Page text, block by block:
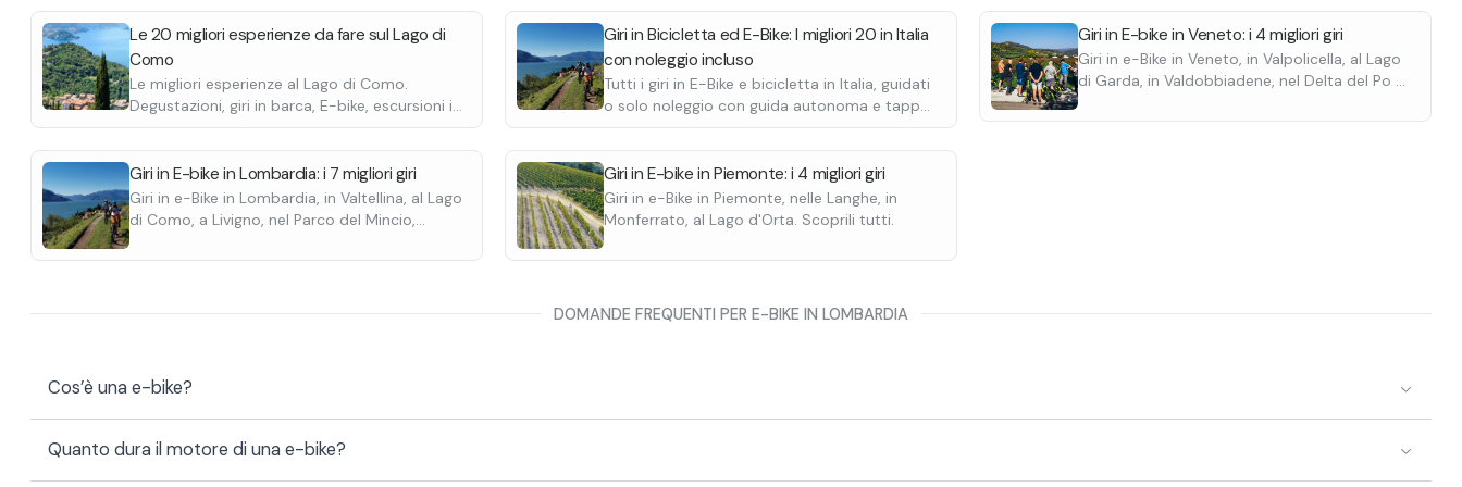
In fase di prenotazione potete scegliere tra
diverse e-bike, adatte ad ogni esigenza:
•city bike (perfette per l’uso urbano
quotidiano: salite e discese leggere, asfalto,
piste ciclabili)
•mountain bike (specifiche per percorsi
fuoristrada: terreni sconnessi, sentieri, sterrati)
•top bike (modelli premium, specifici per
elevate prestazioni)
Tutte le e-bike vengono fornite perfettamente
revisionate e testate, pronte per l’uso anche su
percorsi impegnativi di montagna.
Sul posto avrete anche la possibilità di
di regalarvi una pausa per un pranzo in
agriturismo, ma non rilassatevi troppo: il rientro
lungo il sentiero flow richiede un minimo di
attenzione!
il noleggio e-bike per mezza giornata,
l'aperitivo in un locale
tipico della zona e il
tesseramento ASD. Il numero minimo
partecipanti è di 2 persone.
Tourcon pranzo tipico
Si tratta di un tour e-bike lungo il fiume Mallero
con partenza da Sondrio e pranzo in quota.
Questo giro ha una durata di circa 7 ore ed è
comprensivo, oltre al noleggio e-bike per la
giornata intera, anche il pranzo tipico e il
tesseramento ASD. Il numero minimo
partecipanti è di 3 persone.
Le 20 migliori esperienze da fare sul Lago di
Como
Le migliori esperienze al Lago di Como.
Degustazioni, giri in barca, E-bike, escursioni in
quad, passeggiate a cavallo e molte altre.
Giri in Bicicletta ed E-Bike: I migliori 20 in Italia
con noleggio incluso
Tutti i giri in E-Bike e bicicletta in Italia, guidati
o solo noleggio con guida autonoma e tappe.
Scopri le destinazioni possibili.
Giri in E-bike in Veneto: i 4 migliori giri
Giri in e-Bike in Veneto, in Valpolicella, al Lago
di Garda, in Valdobbiadene, nel Delta del Po e
Giri in E-bike in Lombardia: i 7 migliori giri
Giri in e-Bike in Lombardia, in Valtellina, al Lago
di Como, a Livigno, nel Parco del Mincio,
Giri in E-bike in Piemonte: i 4 migliori giri
Giri in e-Bike in Piemonte, nelle Langhe, in
Monferrato, al Lago d'Orta. Scoprili tutti.
DOMANDE FREQUENTI PER E-BIKE IN LOMBARDIA
Cos’è una e-bike?
Quanto dura il motore di una e-bike?